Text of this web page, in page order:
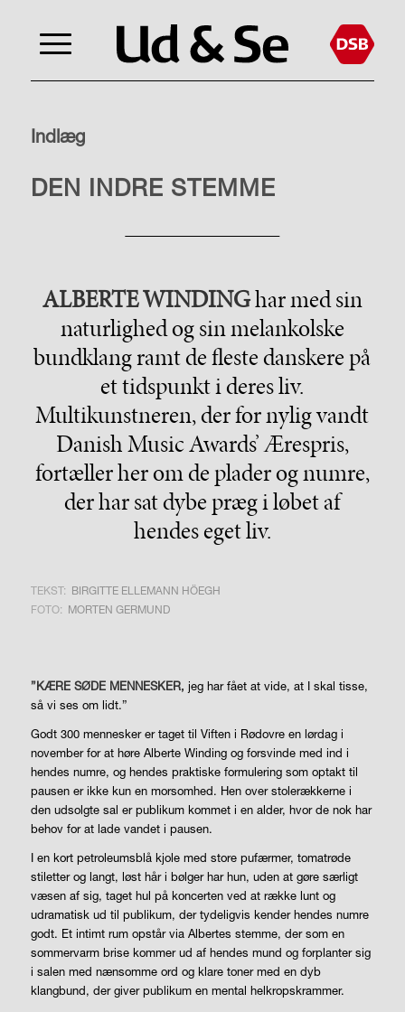
Indlæg
PORTRÆT
DEN INDRE STEMME
ALBERTE WINDINGhar med sin
naturlighed og sin melankolske
bundklang ramt de fleste danskere på
et tidspunkt i deres liv.
Multikunstneren, der for nylig vandt
Danish Music Awards’ Ærespris,
fortæller her om de plader og numre,
der har sat dybe præg i løbet af
hendes eget liv.
TEKST: BIRGITTE ELLEMANN HÖEGH
FOTO: MORTEN GERMUND
”KÆRE SØDE MENNESKER, jeg har fået at vide, at I skal tisse,
så vi ses om lidt.”
Godt 300 mennesker er taget til Viften i Rødovre en lørdag i
november for at høre Alberte Winding og forsvinde med ind i
hendes numre, og hendes praktiske formulering som optakt til
pausen er ikke kun en morsomhed. Hen over stolerækkerne i
den udsolgte sal er publikum kommet i en alder, hvor de nok har
behov for at lade vandet i pausen.
I en kort petroleumsblå kjole med store pufærmer, tomatrøde
stiletter og langt, løst hår i bølger har hun, uden at gøre særligt
væsen af sig, taget hul på koncerten ved at række lunt og
udramatisk ud til publikum, der tydeligvis kender hendes numre
godt. Et intimt rum opstår via Albertes stemme, der som en
sommervarm brise kommer ud af hendes mund og forplanter sig
i salen med nænsomme ord og klare toner med en dyb
klangbund, der giver publikum en mental helkropskrammer.